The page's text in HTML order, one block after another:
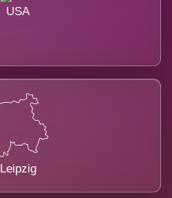
USA
Leipzig